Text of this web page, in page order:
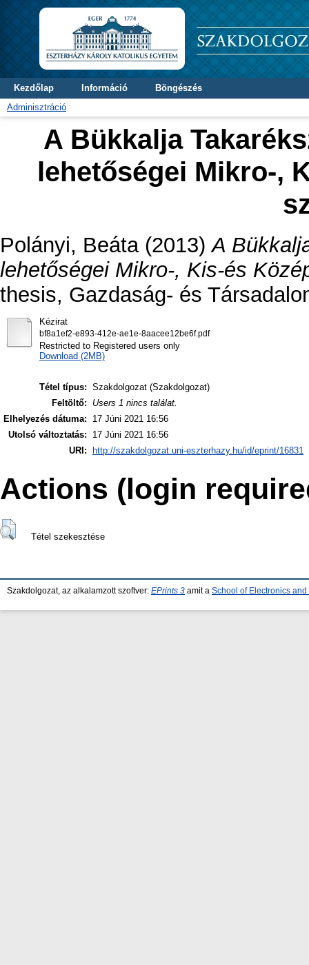
Kezdőlap Információ
Böngészés
Adminisztráció
A Bükkalja
lehetőségei Mikro-,
Polányi, Beáta(2013)A
lehetőségei Mikro-, Kis-és
thesis, Gazdaság- és
Kézirat
bf8a1ef2-e893-412e-ae1e-8aacee12be6f.pdf
Restricted to Registered users only
Download (2MB)
Tétel típus: Szakdolgozat (Szakdolgozat)
Feltöltő:
Users 1 nincs találat.
Elhelyezés dátuma:
17 Júni 2021 16:56
Utolsó változtatás:
17 Júni 2021 16:56
URI:
http://szakdolgozat.uni-eszterhazy.hu/id/eprint/16831
Actions (login
Tétel szekesztése
Szakdolgozat, az alkalamzott szoftver: EPrints 3 amit a School of Electronics